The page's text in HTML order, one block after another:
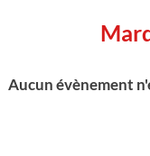
Aucun évènement